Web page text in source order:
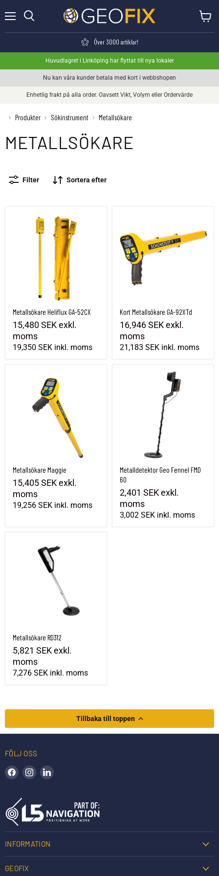
Över 3000 artiklar!
Huvudlagret i Linköping har flyttat till nya lokaler
Nu kan våra kunder betala med kort i webbshopen
Enhetlig frakt på alla order. Oavsett Vikt, Volym eller Ordervärde
› Produkter › Sökinstrument › Metallsökare
METALLSÖKARE
Filter Sortera efter
Metallsökare Heliflux GA-52CX
Metallsökare Heliflux GA-52CX
15,480 SEKexkl.
moms
19,350 SEK inkl. moms
Kort Metallsökare GA-92XTd
16,946 SEKexkl.
moms
21,183 SEK inkl. moms
Metallsökare Maggie
15,405 SEKexkl.
moms
19,256 SEK inkl. moms
Metalldetektor Geo Fennel FMD 60
Metalldetektor Geo Fennel FMD
60
2,401 SEKexkl.
moms
3,002 SEK inkl. moms
Metallsökare RD312
5,821 SEKexkl.
moms
7,276 SEK inkl. moms
Tillbaka till toppen
FÖLJ OSS
Hitta oss på Facebook
Hitta oss på Instagram
INFORMATION
GEOFIX